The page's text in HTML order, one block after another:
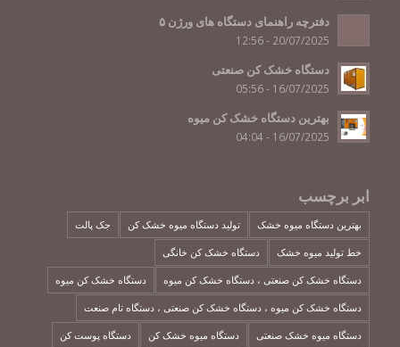
دفترچه راهنمای دستگاه های ورژن ۵
20/07/2025 - 12:56
دستگاه خشک کن صنعتی
16/07/2025 - 05:56
بهترین دستگاه خشک کن میوه
16/07/2025 - 04:04
ابر برچسب
بهترین دستگاه میوه خشک تولید دستگاه میوه خشک کن جک پالت
خط تولید میوه خشک دستگاه خشک کن خانگی
دستگاه خشک کن صنعتی ، دستگاه خشک کن میوه دستگاه خشک کن میوه
دستگاه خشک کن میوه ، دستگاه خشک کن صنعتی ، دستگاه تام صنعت
دستگاه میوه خشک صنعتی دستگاه میوه خشک کن دستگاه پوست کن